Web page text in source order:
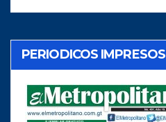
PERIODICOS IMPRESOS